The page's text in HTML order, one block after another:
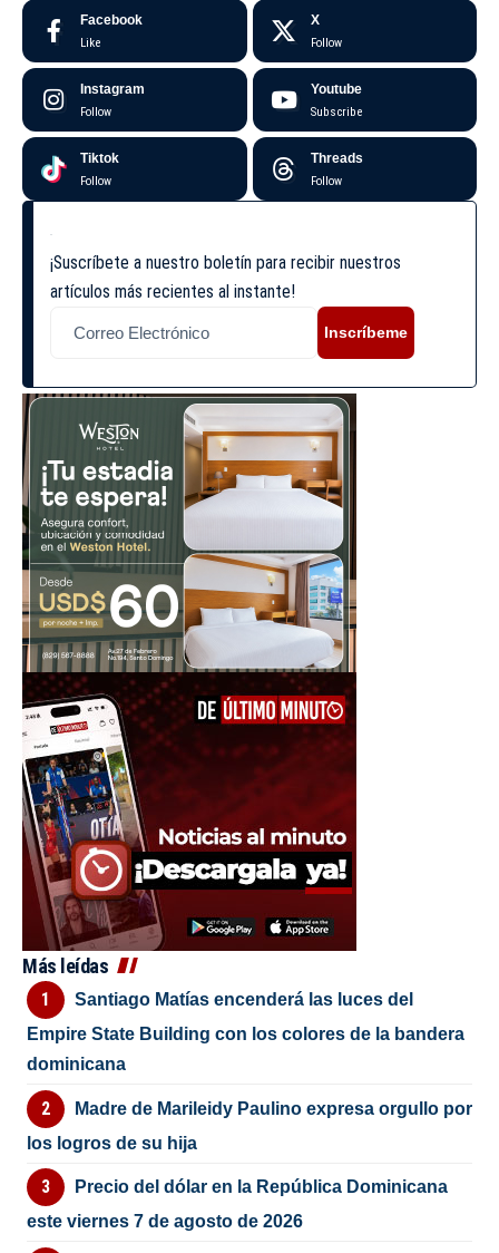
Facebook
Like
X
Follow
Instagram
Follow
Youtube
Subscribe
Tiktok
Follow
Threads
Follow
¡Suscríbete a nuestro boletín para recibir nuestros
artículos más recientes al instante!
Inscríbeme
Más leídas
Santiago Matías encenderá las luces del
Empire State Building con los colores de la bandera
dominicana
Madre de Marileidy Paulino expresa orgullo por
los logros de su hija
Precio del dólar en la República Dominicana
este viernes 7 de agosto de 2026